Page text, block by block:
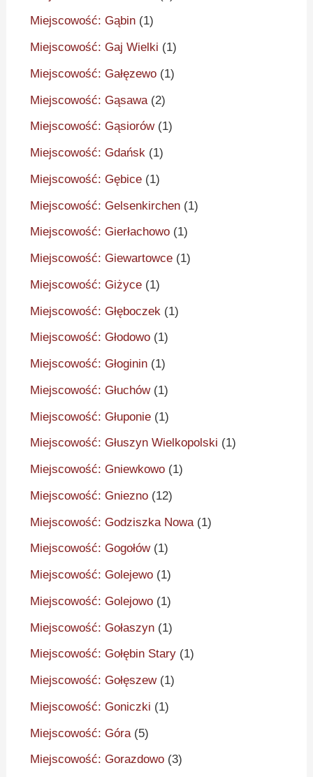
Miejscowość: Gąbin (1)
Miejscowość: Gaj Wielki (1)
Miejscowość: Gałęzewo (1)
Miejscowość: Gąsawa (2)
Miejscowość: Gąsiorów(1)
Miejscowość: Gdańsk (1)
Miejscowość: Gębice (1)
Miejscowość: Gelsenkirchen (1)
Miejscowość: Gierłachowo (1)
Miejscowość: Giewartowce (1)
Miejscowość: Giżyce (1)
Miejscowość: Głęboczek (1)
Miejscowość: Głodowo (1)
Miejscowość: Głoginin (1)
Miejscowość: Głuchów(1)
Miejscowość: Głuponie (1)
Miejscowość: Głuszyn Wielkopolski (1)
Miejscowość: Gniewkowo (1)
Miejscowość: Gniezno (12)
Miejscowość: Godziszka Nowa (1)
Miejscowość: Gogołów(1)
Miejscowość: Golejewo (1)
Miejscowość: Golejowo (1)
Miejscowość: Gołaszyn (1)
Miejscowość: Gołębin Stary (1)
Miejscowość: Gołęszew(1)
Miejscowość: Goniczki (1)
Miejscowość: Góra (5)
Miejscowość: Gorazdowo (3)